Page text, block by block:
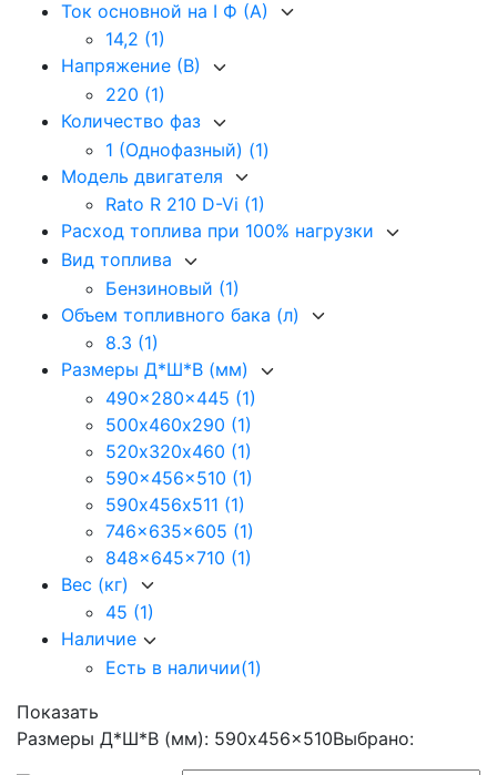
Ток основной на I Ф (А)
14,2 (1)
Напряжение (В)
220 (1)
Количество фаз
1 (Однофазный) (1)
Модель двигателя
Rato R 210 D-Vi (1)
Расход топлива при 100% нагрузки
Вид топлива
Бензиновый (1)
Объем топливного бака (л)
8.3 (1)
Размеры Д*Ш*В (мм)
490x280x445 (1)
500х460х290 (1)
520х320х460 (1)
590x456x510 (1)
590х456х511 (1)
746x635x605 (1)
848x645x710 (1)
Вес (кг)
45 (1)
Наличие
Есть в наличии(1)
Показать
Размеры Д*Ш*В (мм): 590x456x510Выбрано: